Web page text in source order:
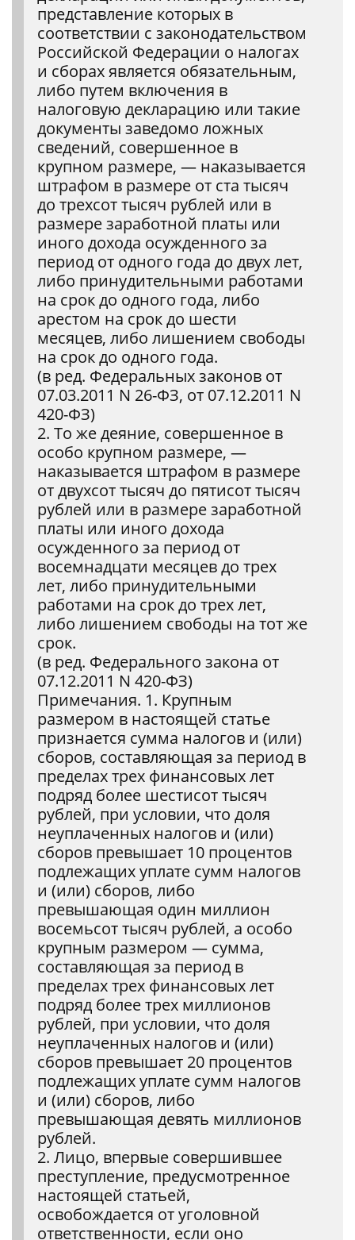
представление которых в
соответствии с законодательством
Российской Федерации о налогах
и сборах является обязательным,
либо путем включения в
налоговую декларацию или такие
документы заведомо ложных
сведений, совершенное в
крупном размере, — наказывается
штрафом в размере от ста тысяч
до трехсот тысяч рублей или в
размере заработной платы или
иного дохода осужденного за
период от одного года до двух лет,
либо принудительными работами
на срок до одного года, либо
арестом на срок до шести
месяцев, либо лишением свободы
на срок до одного года.
(в ред. Федеральных законов от
07.03.2011 N 26-ФЗ, от 07.12.2011 N
420-ФЗ)
2. То же деяние, совершенное в
особо крупном размере, —
наказывается штрафом в размере
от двухсот тысяч до пятисот тысяч
рублей или в размере заработной
платы или иного дохода
осужденного за период от
восемнадцати месяцев до трех
лет, либо принудительными
работами на срок до трех лет,
либо лишением свободы на тот же
срок.
(в ред. Федерального закона от
07.12.2011 N 420-ФЗ)
Примечания. 1. Крупным
размером в настоящей статье
признается сумма налогов и (или)
сборов, составляющая за период в
пределах трех финансовых лет
подряд более шестисот тысяч
рублей, при условии, что доля
неуплаченных налогов и (или)
сборов превышает 10 процентов
подлежащих уплате сумм налогов
и (или) сборов, либо
превышающая один миллион
восемьсот тысяч рублей, а особо
крупным размером — сумма,
составляющая за период в
пределах трех финансовых лет
подряд более трех миллионов
рублей, при условии, что доля
неуплаченных налогов и (или)
сборов превышает 20 процентов
подлежащих уплате сумм налогов
и (или) сборов, либо
превышающая девять миллионов
рублей.
2. Лицо, впервые совершившее
преступление, предусмотренное
настоящей статьей,
освобождается от уголовной
ответственности, если оно